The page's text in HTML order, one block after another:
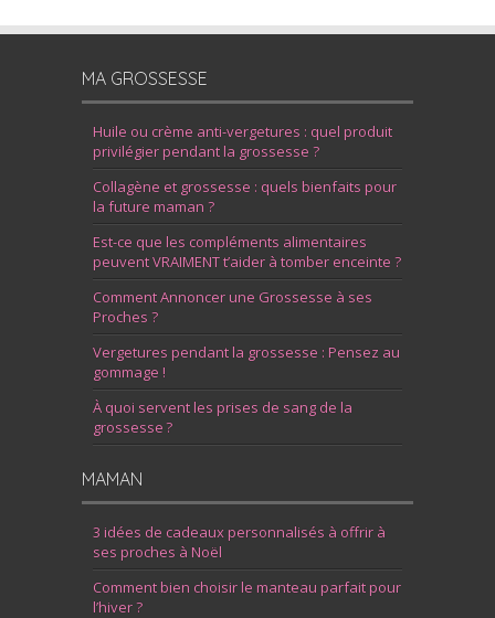
MA GROSSESSE
Huile ou crème anti-vergetures : quel produit
privilégier pendant la grossesse ?
Collagène et grossesse : quels bienfaits pour
la future maman ?
Est-ce que les compléments alimentaires
peuvent VRAIMENT t’aider à tomber enceinte ?
Comment Annoncer une Grossesse à ses
Proches ?
Vergetures pendant la grossesse : Pensez au
gommage !
À quoi servent les prises de sang de la
grossesse ?
MAMAN
3 idées de cadeaux personnalisés à offrir à
ses proches à Noël
Comment bien choisir le manteau parfait pour
l’hiver ?